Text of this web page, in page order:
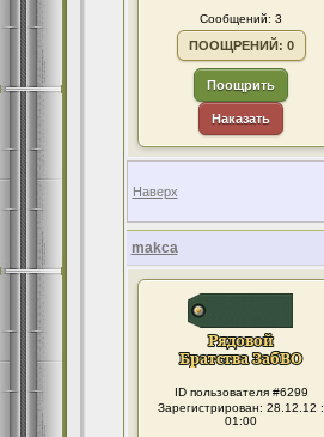
Сообщений: 3
ПООЩРЕНИЙ: 0
Поощрить
Наказать
Наверх
makca
ID пользователя #6299
Зарегистрирован: 28.12.12 :
01:00